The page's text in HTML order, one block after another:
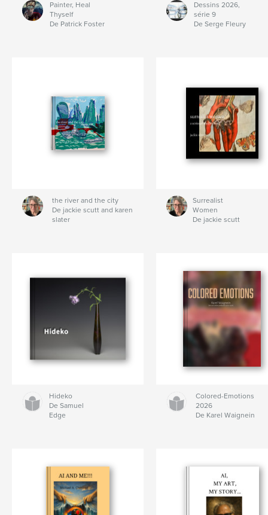
Painter, Heal
Thyself
De Patrick Foster
Dessins 2026,
série 9
De Serge Fleury
the river and the city
De jackie scutt and karen
slater
Surrealist
Women
De jackie scutt
Hideko
De Samuel
Edge
Colored-Emotions
2026
De Karel Waignein